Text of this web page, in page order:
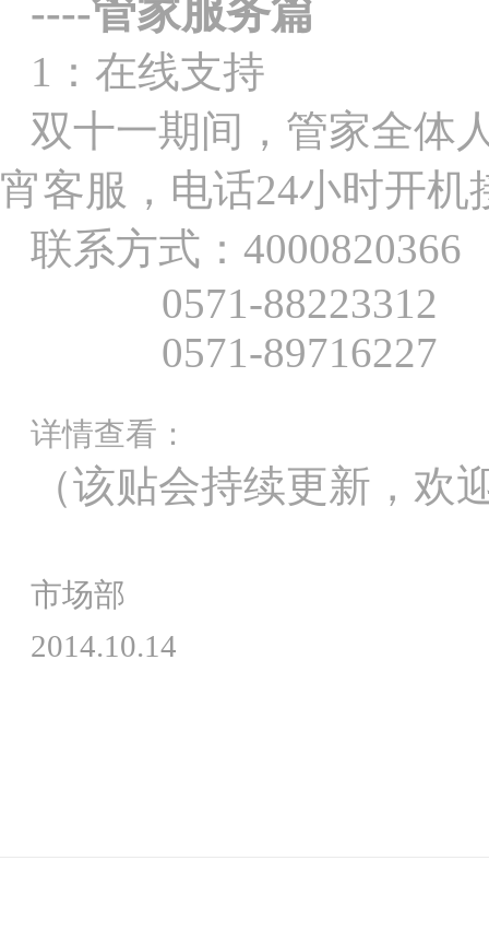
----管家服务篇
1 ：在线支持
双十一期间，管家全体
宵客服，电话24小时开机
联系方式：
0571-88223312
0571-89716227
详情查看：
（该贴会持续更新，欢
市场部
2014.10.14